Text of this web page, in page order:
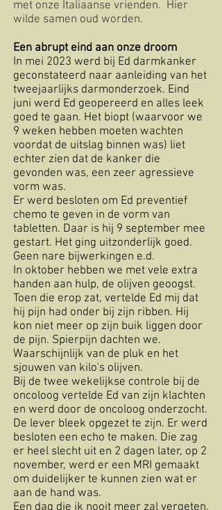
met onze Italiaanse vrienden. Hier
wilde samen oud worden.​​​​​​​​​​​​​
Een abrupt eind aan onze droom
In mei 2023 werd bij Ed darmkanker
geconstateerd naar aanleiding van het
tweejaarlijks darmonderzoek. Eind
juni werd Ed geopereerd en alles leek
goed te gaan. Het biopt (waarvoor we
9 weken hebben moeten wachten
voordat de uitslag binnen was) liet
echter zien dat de kanker die
gevonden was, een zeer agressieve
vorm was.
Er werd besloten om Ed preventief
chemo te geven in de vorm van
tabletten. Daar is hij 9 september mee
gestart. Het ging uitzonderlijk goed.
Geen nare bijwerkingen e.d.
In oktober hebben we met vele extra
handen aan hulp, de olijven geoogst.
Toen die erop zat, vertelde Ed mij dat
hij pijn had onder bij zijn ribben. Hij
kon niet meer op zijn buik liggen door
de pijn. Spierpijn dachten we.
Waarschijnlijk van de pluk en het
sjouwen van kilo's olijven.
Bij de twee wekelijkse controle bij de
oncoloog vertelde Ed van zijn klachten
en werd door de oncoloog onderzocht.
De lever bleek opgezet te zijn. Er werd
besloten een echo te maken. Die zag
er heel slecht uit en 2 dagen later, op 2
november, werd er een MRI gemaakt
om duidelijker te kunnen zien wat er
aan de hand was.
Een dag die ik nooit meer zal vergeten.